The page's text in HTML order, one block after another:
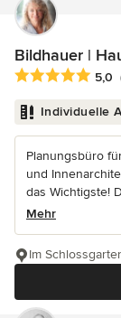
Bildhauer |
5,0
Individuelle
Planungsbüro
und
das Wichtigste!
Mehr
Im